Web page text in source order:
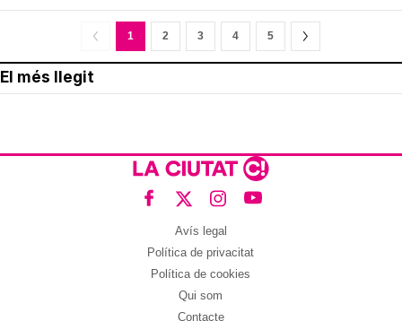
1 2 3 4 5
El més llegit
Avís legal
Política de privacitat
Política de cookies
Qui som
Contacte